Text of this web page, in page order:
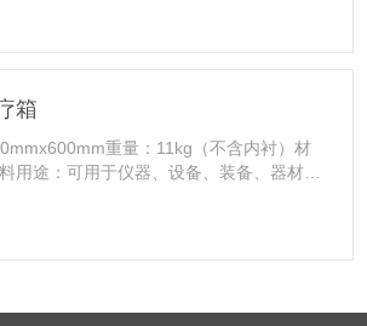
箱
重量：11kg（不含内衬）材
用途：可用于仪器、设备、装备、器材、